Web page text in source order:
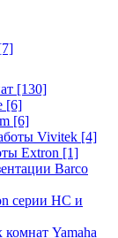
[130]
[6]
[6]
Vivitek [4]
Extron [1]
Barco
серии HC и
Yamaha